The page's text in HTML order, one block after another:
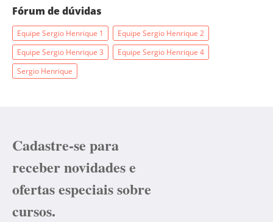
Fórum de dúvidas
Equipe Sergio Henrique 1
Equipe Sergio Henrique 2
Equipe Sergio Henrique 3
Equipe Sergio Henrique 4
Sergio Henrique
Cadastre-se para
receber novidades e
ofertas especiais sobre
cursos.